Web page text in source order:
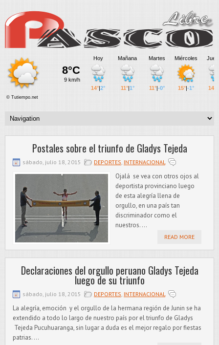
Postales sobre el triunfo de Gladys Tejeda
sábado, julio 18, 2015 DEPORTES, INTERNACIONAL
Ojalá se vea con otros ojos al
deportista provinciano luego
de esta alegría llena de
orgullo, en una país tan
discriminador como el
nuestros. ...
READ MORE
Declaraciones del orgullo peruano Gladys Tejeda
luego de su triunfo
sábado, julio 18, 2015 DEPORTES, INTERNACIONAL
La alegría, emoción y el orgullo de la hermana región de Junin se ha
extendido a todo lo largo de nuestro país por el triunfo de Gladys
Tejeda Pucuhuaranga, sin lugar a duda es el mejor regalo por fiestas
patrias. ...